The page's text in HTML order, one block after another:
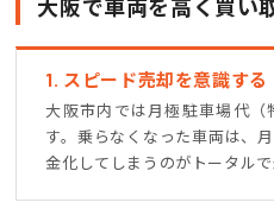
大阪で車両を高く買い
1. スピード売却を意識する
大阪市内では月極駐車場代（
す。乗らなくなった車両は、
金化してしまうのがトータルで